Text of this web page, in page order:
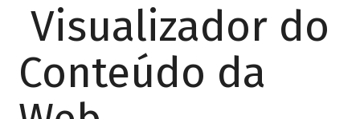
Visualizador do
Conteúdo da